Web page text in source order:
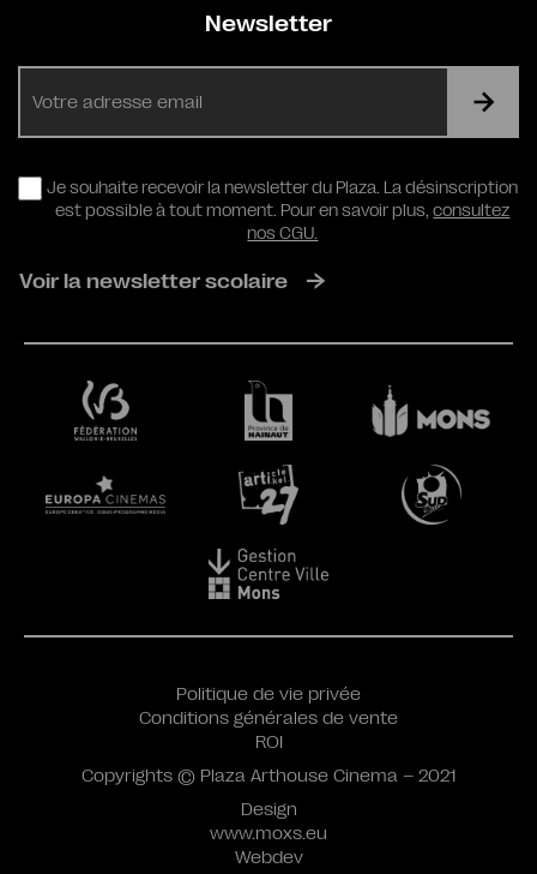
Newsletter
RGPD
Je souhaite recevoir la newsletter du Plaza. La désinscription
est possible à tout moment. Pour en savoir plus,consultez
nos CGU.
Voir la newsletter scolaire
Design
www.moxs.eu
Webdev
Politique de vie privée
Conditions générales de vente
ROI
Copyrights © Plaza Arthouse Cinema – 2021